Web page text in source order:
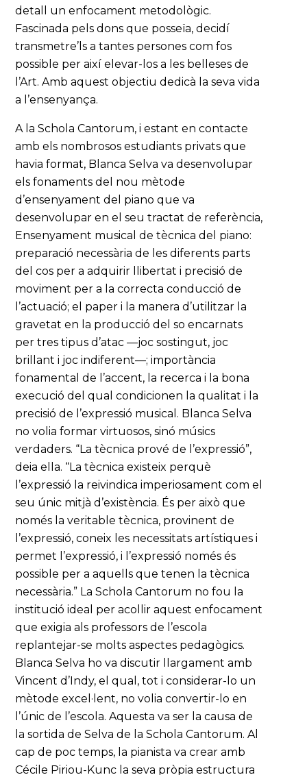
detall un enfocament metodològic.
Fascinada pels dons que posseïa, decidí
transmetre’ls a tantes persones com fos
possible per així elevar-los a les belleses de
l’Art. Amb aquest objectiu dedicà la seva vida
a l’ensenyança.
A la Schola Cantorum, i estant en contacte
amb els nombrosos estudiants privats que
havia format, Blanca Selva va desenvolupar
els fonaments del nou mètode
d’ensenyament del piano que va
desenvolupar en el seu tractat de referència,
Ensenyament musical de tècnica del piano:
preparació necessària de les diferents parts
del cos per a adquirir llibertat i precisió de
moviment per a la correcta conducció de
l’actuació; el paper i la manera d’utilitzar la
gravetat en la producció del so encarnats
per tres tipus d’atac —joc sostingut, joc
brillant i joc indiferent—; importància
fonamental de l’accent, la recerca i la bona
execució del qual condicionen la qualitat i la
precisió de l’expressió musical. Blanca Selva
no volia formar virtuosos, sinó músics
verdaders. “La tècnica prové de l’expressió”,
deia ella. “La tècnica existeix perquè
l’expressió la reivindica imperiosament com el
seu únic mitjà d’existència. És per això que
només la veritable tècnica, provinent de
l’expressió, coneix les necessitats artístiques i
permet l’expressió, i l’expressió només és
possible per a aquells que tenen la tècnica
necessària.” La Schola Cantorum no fou la
institució ideal per acollir aquest enfocament
que exigia als professors de l’escola
replantejar-se molts aspectes pedagògics.
Blanca Selva ho va discutir llargament amb
Vincent d’Indy, el qual, tot i considerar-lo un
mètode excel·lent, no volia convertir-lo en
l’únic de l’escola. Aquesta va ser la causa de
la sortida de Selva de la Schola Cantorum. Al
cap de poc temps, la pianista va crear amb
Cécile Piriou-Kunc la seva pròpia estructura